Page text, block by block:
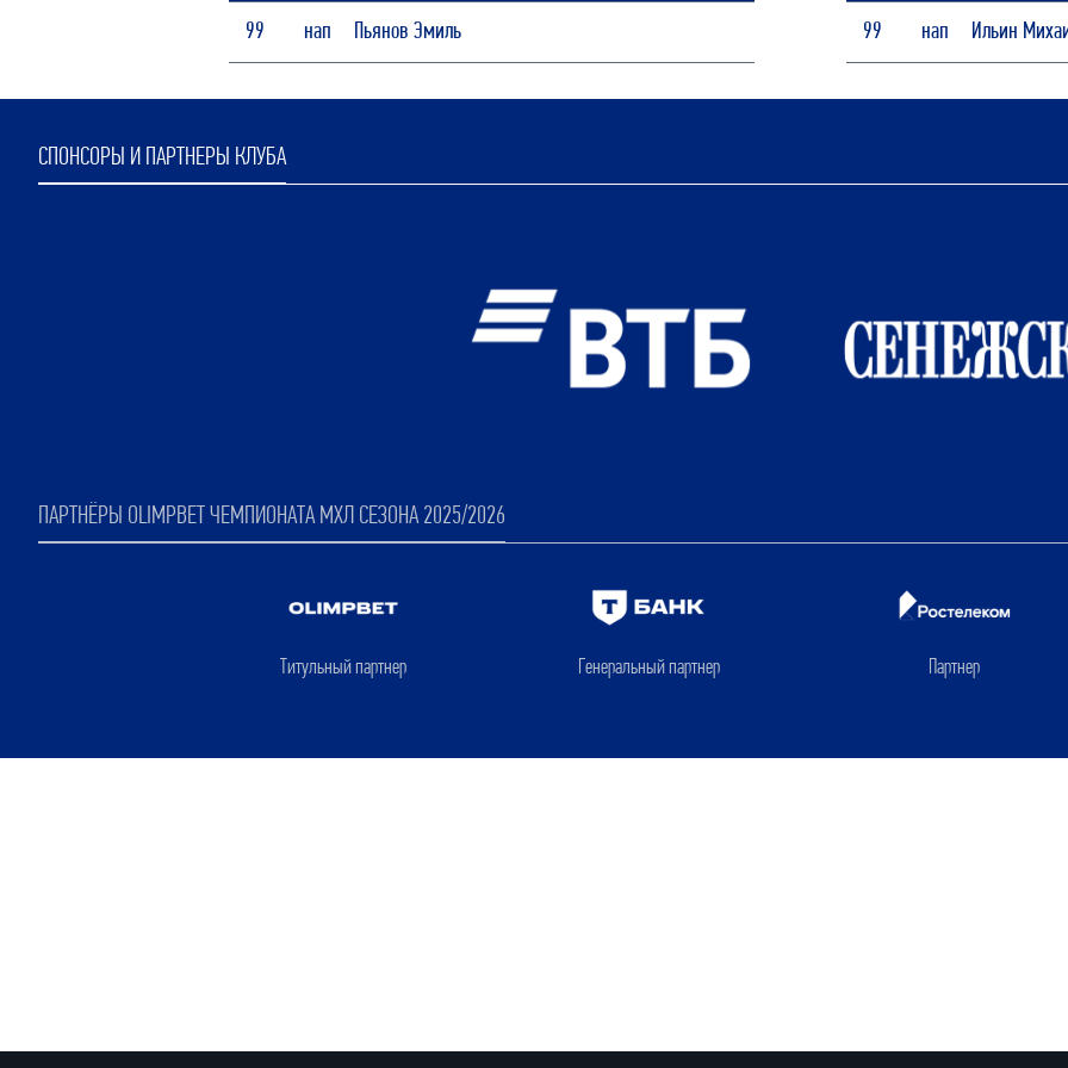
99 нап Пьянов Эмиль 99 нап Ильин
СПОНСОРЫ И ПАРТНЕРЫ КЛУБА
ПАРТНЁРЫ OLIMPBET ЧЕМПИОНАТА МХЛ СЕЗОНА 2025/2026
Титульный партнер Генеральный партнер Партнер